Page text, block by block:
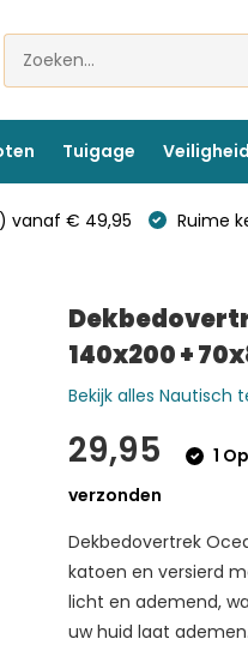
Tuigage Veiligheid
vanaf € 49,95 Ruime
140x200 +
Bekijk alles Nautisch
29,95
1
verzonden
Dekbedovertrek
katoen en versierd
licht en ademend,
uw huid laat